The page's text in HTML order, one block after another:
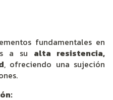
fundamentales en
a su alta resistencia,
, ofreciendo una sujeción